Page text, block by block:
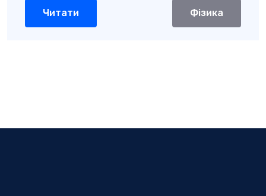
Читати Фізика